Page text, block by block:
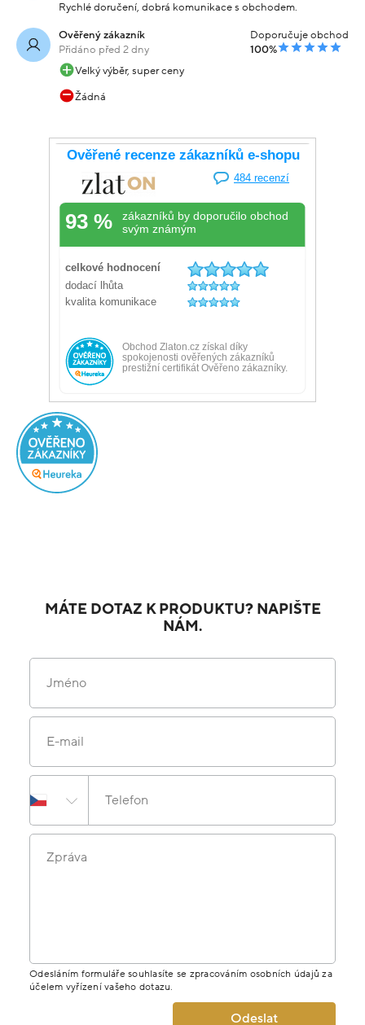
Rychlé doručení, dobrá komunikace s obchodem.
Ověřený zákazník
Přidáno před 2 dny
Doporučuje obchod
100%
Velký výběr, super ceny
Žádná
MÁTE DOTAZ K PRODUKTU? NAPIŠTE
NÁM.
Jméno
E-mail
Telefon
Zpráva
Odesláním formuláře souhlasíte se zpracováním osobních údajů za
účelem vyřízení vašeho dotazu.
Odeslat